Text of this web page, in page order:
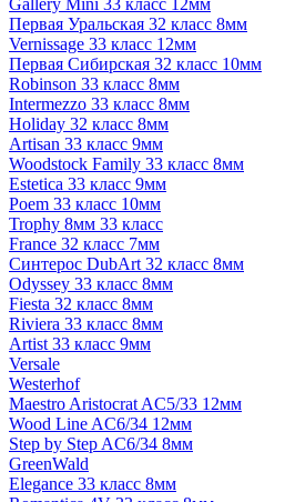
Gallery Mini 33 класс 12мм
Первая Уральская 32 класс 8мм
Vernissage 33 класс 12мм
Первая Сибирская 32 класс 10мм
Robinson 33 класс 8мм
Intermezzo 33 класс 8мм
Holiday 32 класс 8мм
Artisan 33 класс 9мм
Woodstock Family 33 класс 8мм
Estetica 33 класс 9мм
Poem 33 класс 10мм
Trophy 8мм 33 класс
France 32 класс 7мм
Синтерос DubArt 32 класс 8мм
Odyssey 33 класс 8мм
Fiesta 32 класс 8мм
Riviera 33 класс 8мм
Artist 33 класс 9мм
Versale
Westerhof
Maestro Aristocrat AC5/33 12мм
Wood Line AC6/34 12мм
Step by Step AC6/34 8мм
GreenWald
Elegance 33 класс 8мм